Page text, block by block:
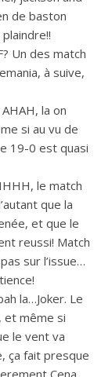
de baston
Un des match
à suive,
la on
si au vu de
19-0 est quasi
le match
que la
et que le
reussi! Match
sur l’issue…
la…Joker. Le
et même si
le vent va
ça fait presque
Cena,